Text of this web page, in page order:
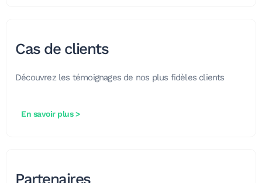
Cas de clients
Découvrez les témoignages de nos plus fidèles clients
En savoir plus >
Partenaires